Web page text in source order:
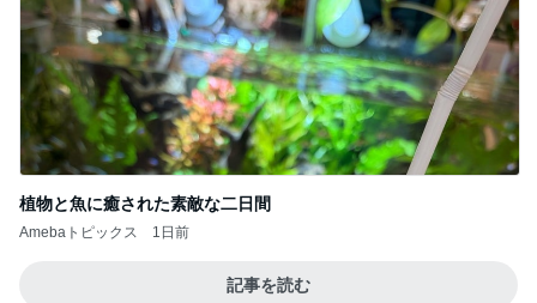
植物と魚に癒された素敵な二日間
Amebaトピックス 1日前
記事を読む